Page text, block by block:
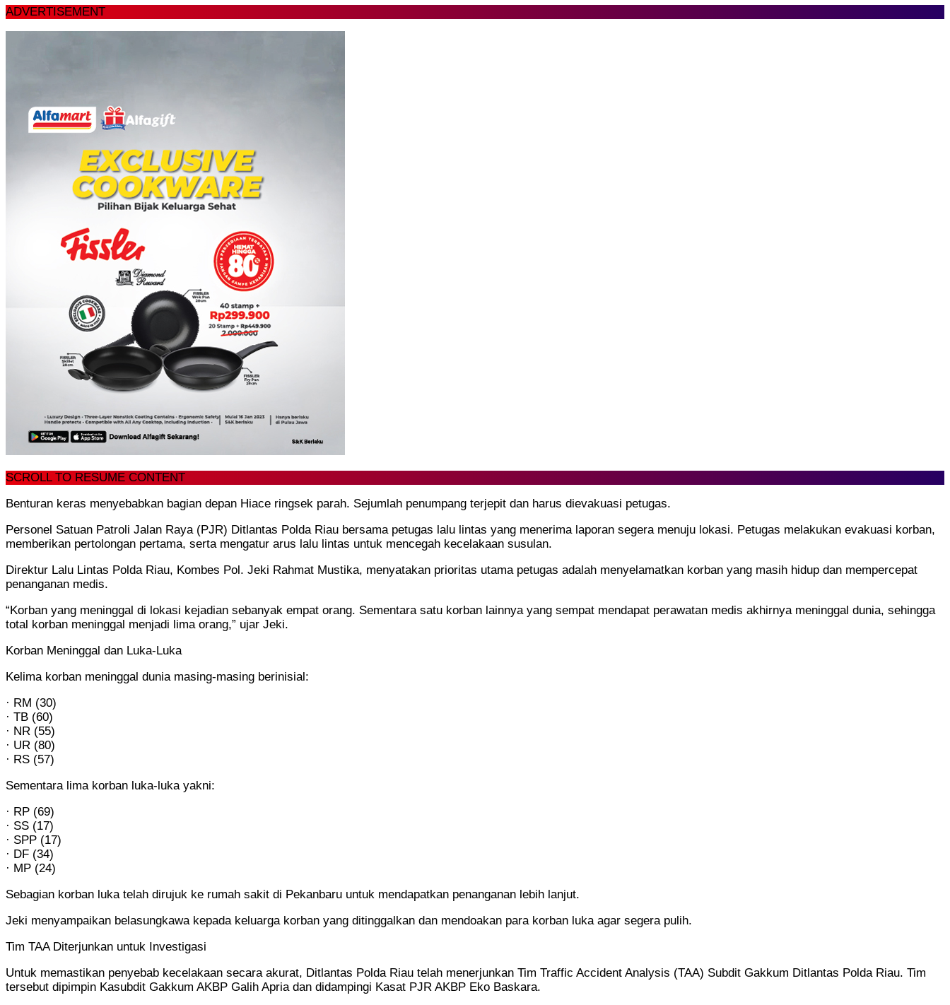
ADVERTISEMENT
SCROLL TO RESUME CONTENT
Benturan keras menyebabkan bagian depan Hiace ringsek parah. Sejumlah penumpang terjepit dan harus dievakuasi petugas.
Personel Satuan Patroli Jalan Raya (PJR) Ditlantas Polda Riau bersama petugas lalu lintas yang menerima laporan segera menuju lokasi. Petugas melakukan evakuasi korban,
memberikan pertolongan pertama, serta mengatur arus lalu lintas untuk mencegah kecelakaan susulan.
Direktur Lalu Lintas Polda Riau, Kombes Pol. Jeki Rahmat Mustika, menyatakan prioritas utama petugas adalah menyelamatkan korban yang masih hidup dan mempercepat
penanganan medis.
“Korban yang meninggal di lokasi kejadian sebanyak empat orang. Sementara satu korban lainnya yang sempat mendapat perawatan medis akhirnya meninggal dunia, sehingga
total korban meninggal menjadi lima orang,” ujar Jeki.
Korban Meninggal dan Luka-Luka
Kelima korban meninggal dunia masing-masing berinisial:
· RM (30)
· TB (60)
· NR (55)
· UR (80)
· RS (57)
Sementara lima korban luka-luka yakni:
· RP (69)
· SS (17)
· SPP (17)
· DF (34)
· MP (24)
Sebagian korban luka telah dirujuk ke rumah sakit di Pekanbaru untuk mendapatkan penanganan lebih lanjut.
Jeki menyampaikan belasungkawa kepada keluarga korban yang ditinggalkan dan mendoakan para korban luka agar segera pulih.
Tim TAA Diterjunkan untuk Investigasi
Untuk memastikan penyebab kecelakaan secara akurat, Ditlantas Polda Riau telah menerjunkan Tim Traffic Accident Analysis (TAA) Subdit Gakkum Ditlantas Polda Riau. Tim
tersebut dipimpin Kasubdit Gakkum AKBP Galih Apria dan didampingi Kasat PJR AKBP Eko Baskara.